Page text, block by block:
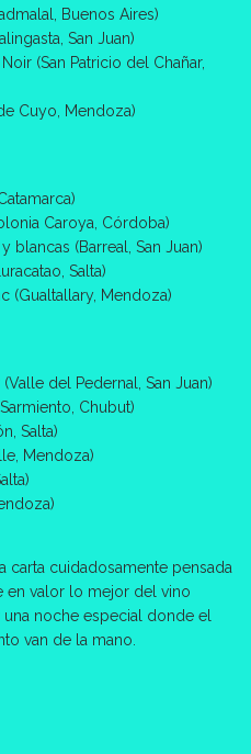
Buenos Aires)
San Juan)
(San Patricio del Chañar,
Cuyo, Mendoza)
Caroya, Córdoba)
blancas (Barreal, San Juan)
Salta)
(Gualtallary, Mendoza)
del Pedernal, San Juan)
Chubut)
Salta)
Mendoza)
carta cuidadosamente pensada
en valor lo mejor del vino
una noche especial donde el
van de la mano.